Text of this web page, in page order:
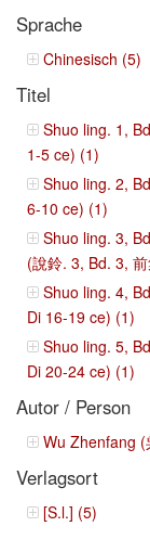
Sprache
Chinesisch (5)
Titel
Shuo ling. 1,
1-5 ce) (1)
Shuo ling. 2,
6-10 ce) (1)
Shuo ling. 3,
(說鈴. 3, Bd. 3,
Shuo ling. 4,
Di 16-19 ce) (1)
Shuo ling. 5,
Di 20-24 ce) (1)
Autor / Person
Wu Zhenfang (
Verlagsort
[S.l.] (5)